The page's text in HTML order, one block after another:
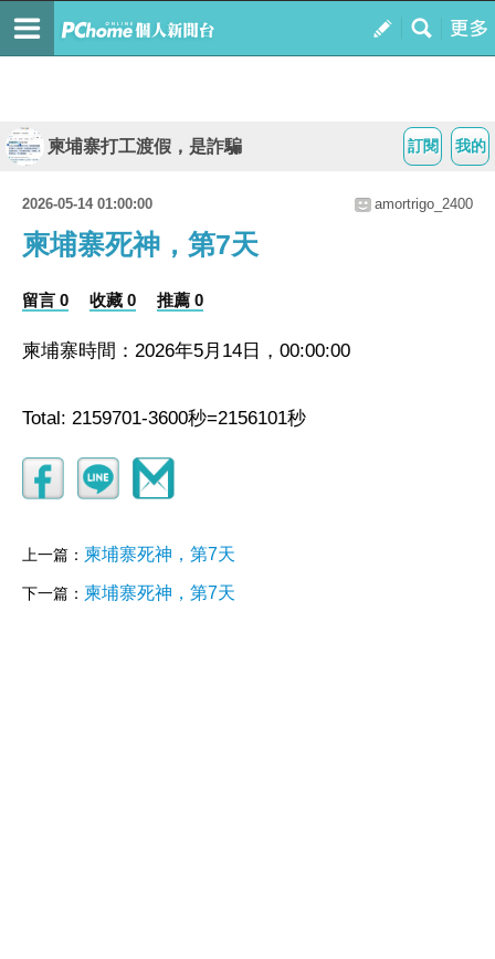
我的
訂閱
柬埔寨打工渡假，是詐騙
2026-05-14 01:00:00 amortrigo_2400
柬埔寨死神，第7天
留言 0 收藏 0 推薦 0
柬埔寨時間：2026年5月14日，00:00:00
Total: 2159701-3600秒=2156101秒
上一篇： 柬埔寨死神，第7天
下一篇： 柬埔寨死神，第7天